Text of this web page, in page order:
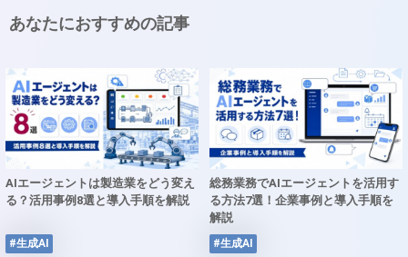
あなたにおすすめの記事
AIエージェントは製造業をどう変え
る？活用事例8選と導入手順を解説
#生成AI
総務業務でAIエージェントを活用す
る方法7選！企業事例と導入手順を
解説
#生成AI